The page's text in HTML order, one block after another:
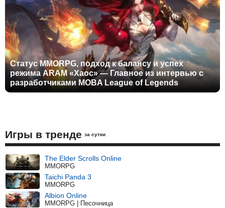
Статус MMORPG, подход к балансу и успех
режима ARAM «Хаос» — Главное из интервью с
разработчиками MOBA League of Legends
Игры в тренде за сутки
The Elder Scrolls Online
MMORPG
Taichi Panda 3
MMORPG
Albion Online
MMORPG | Песочница